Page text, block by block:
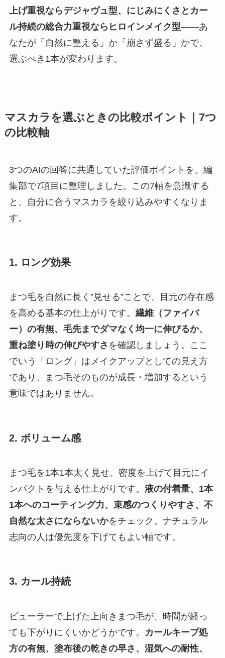
上げ重視ならデジャヴュ型、にじみにくさとカー
ル持続の総合力重視ならヒロインメイク型——あ
なたが「自然に整える」か「崩さず盛る」かで、
選ぶべき1本が変わります。
マスカラを選ぶときの比較ポイント｜7つ
の比較軸
3つのAIの回答に共通していた評価ポイントを、編
集部で7項目に整理しました。この7軸を意識する
と、自分に合うマスカラを絞り込みやすくなりま
す。
1. ロング効果
まつ毛を自然に長く”見せる”ことで、目元の存在感
を高める基本の仕上がりです。 繊維（ファイバ
ー）の有無、毛先までダマなく均一に伸びるか、
重ね塗り時の伸びやすさ を確認しましょう。ここ
でいう「ロング」はメイクアップとしての見え方
であり、まつ毛そのものが成長・増加するという
意味ではありません。
2. ボリューム感
まつ毛を1本1本太く見せ、密度を上げて目元にイ
ンパクトを与える仕上がりです。 液の付着量、1本
1本へのコーティング力、束感のつくりやすさ、不
自然な太さにならないかをチェック。ナチュラル
志向の人は優先度を下げてもよい軸です。
3. カール持続
ビューラーで上げた上向きまつ毛が、時間が経っ
ても下がりにくいかどうかです。
カールキープ処
方の有無、塗布後の乾きの早さ、湿気への耐性、